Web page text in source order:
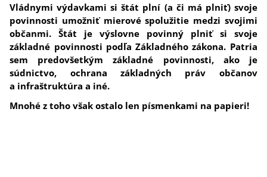
Vládnymi výdavkami si štát plní (a či má plniť) svoje
povinnosti umožniť mierové spolužitie medzi svojimi
občanmi. Štát je výslovne povinný plniť si svoje
základné povinnosti podľa Základného zákona. Patria
sem predovšetkým základné povinnosti, ako je
súdnictvo, ochrana základných práv občanov
a infraštruktúra a iné.
Mnohé z toho však ostalo len písmenkami na papieri!